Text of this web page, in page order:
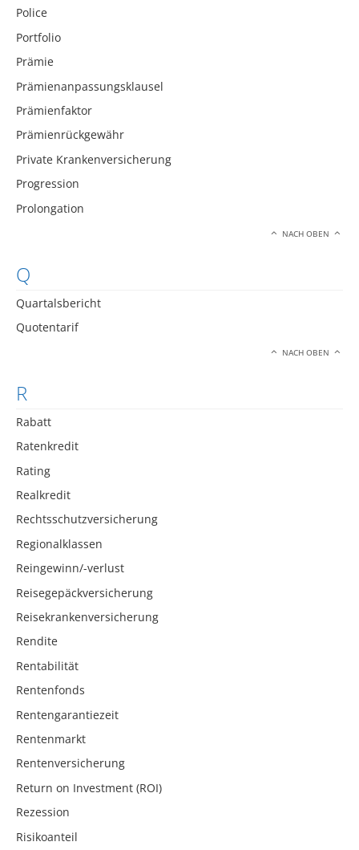
Police
Portfolio
Prämie
Prämienanpassungsklausel
Prämienfaktor
Prämienrückgewähr
Private Krankenversicherung
Progression
Prolongation
NACH OBEN
Q
Quartalsbericht
Quotentarif
NACH OBEN
R
Rabatt
Ratenkredit
Rating
Realkredit
Rechtsschutzversicherung
Regionalklassen
Reingewinn/-verlust
Reisegepäckversicherung
Reisekrankenversicherung
Rendite
Rentabilität
Rentenfonds
Rentengarantiezeit
Rentenmarkt
Rentenversicherung
Return on Investment (ROI)
Rezession
Risikoanteil